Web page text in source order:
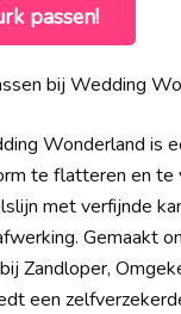
passen!
bij Wedding
Wonderland is
te flatteren en te
met verfijnde
Gemaakt
Zandloper,
een